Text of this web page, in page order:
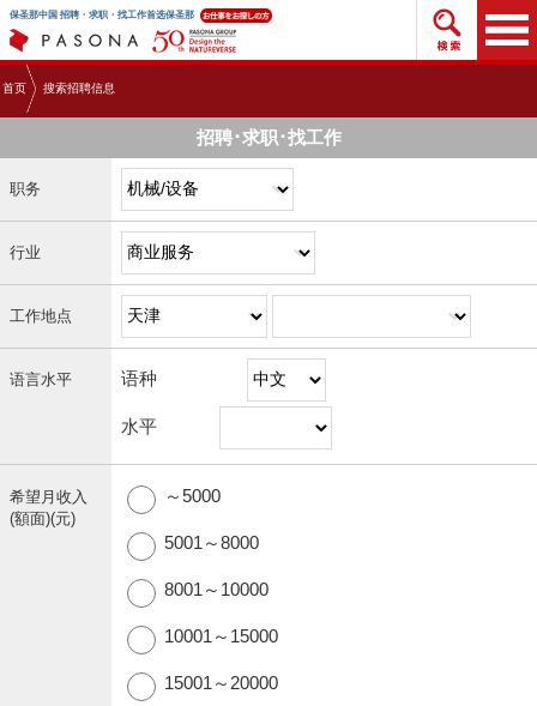
保圣那中国 招聘・求职・找工作首选保圣那 搜索
首页 搜索招聘信息
招聘･求职･找工作
职务
行业
工作地点
语言水平 语种
水平
希望月收入
(額面)(元)
～5000
5001～8000
8001～10000
10001～15000
15001～20000